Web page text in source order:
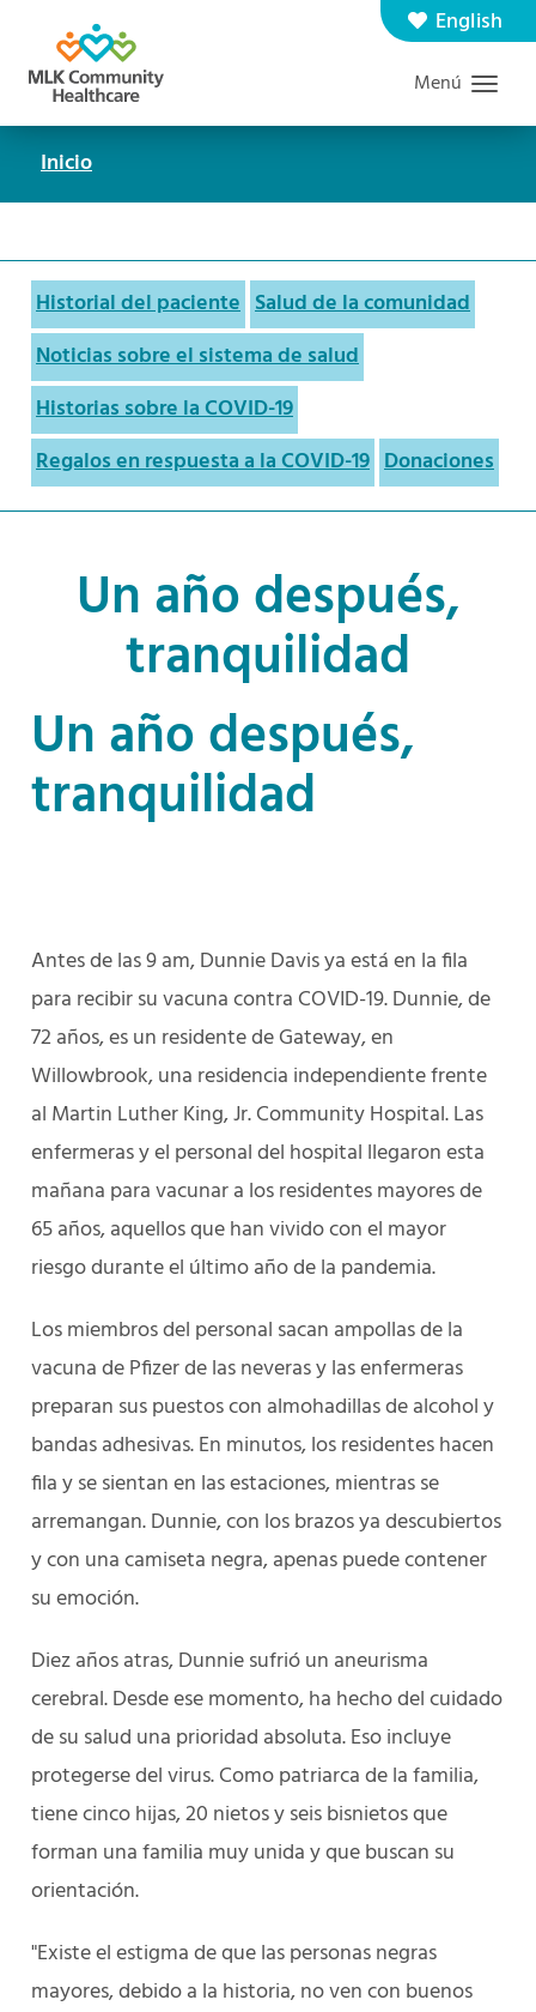
contenido
principal
English
BuscarMenú
Contáctenos
Carreras
Graduate Medical Education
Ruta
navegación
Inicio
Historial del paciente Salud de la comunidad
Noticias sobre el sistema de salud
Historias sobre la COVID-19
Regalos en respuesta a la COVID-19 Donaciones
Un año después,
tranquilidad
Un año después,
tranquilidad
Antes de las 9 am, Dunnie Davis ya está en la fila
para recibir su vacuna contra COVID-19. Dunnie, de
72 años, es un residente de Gateway, en
Willowbrook, una residencia independiente frente
al Martin Luther King, Jr. Community Hospital. Las
enfermeras y el personal del hospital llegaron esta
mañana para vacunar a los residentes mayores de
65 años, aquellos que han vivido con el mayor
riesgo durante el último año de la pandemia.
Los miembros del personal sacan ampollas de la
vacuna de Pfizer de las neveras y las enfermeras
preparan sus puestos con almohadillas de alcohol y
bandas adhesivas. En minutos, los residentes hacen
fila y se sientan en las estaciones, mientras se
arremangan. Dunnie, con los brazos ya descubiertos
y con una camiseta negra, apenas puede contener
su emoción.
Diez años atras, Dunnie sufrió un aneurisma
cerebral. Desde ese momento, ha hecho del cuidado
de su salud una prioridad absoluta. Eso incluye
protegerse del virus. Como patriarca de la familia,
tiene cinco hijas, 20 nietos y seis bisnietos que
forman una familia muy unida y que buscan su
orientación.
"Existe el estigma de que las personas negras
mayores, debido a la historia, no ven con buenos